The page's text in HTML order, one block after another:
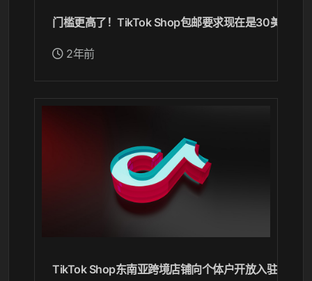
门槛更高了！TikTok Shop包邮要求现在是30美元！
2年前
TikTok Shop东南亚跨境店铺向个体户开放入驻